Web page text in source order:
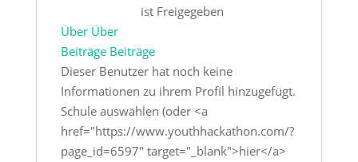
ist Freigegeben
Über Über
Beiträge Beiträge
Dieser Benutzer hat noch keine
Informationen zu ihrem Profil hinzugefügt.
Schule auswählen (oder <a
href="https://www.youthhackathon.com/?
page_id=6597" target="_blank">hier</a>